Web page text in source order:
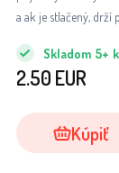
a ak je stlačený, drží
Skladom 5+
2.50 EUR
Kúpiť